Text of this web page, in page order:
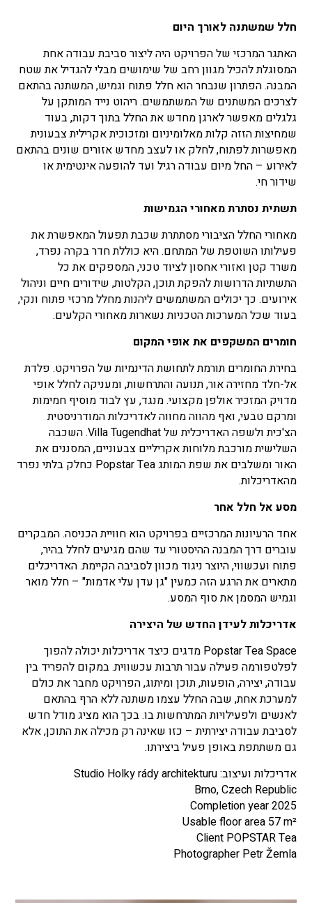
חלל שמשתנה לאורך היום
האתגר המרכזי של הפרויקט היה ליצור סביבת עבודה אחת
המסוגלת להכיל מגוון רחב של שימושים מבלי להגדיל את שטח
המבנה. הפתרון שנבחר הוא חלל פתוח וגמיש, המשתנה בהתאם
לצרכים המשתנים של המשתמשים. ריהוט נייד המותקן על
גלגלים מאפשר לארגן מחדש את החלל בתוך דקות, בעוד
שמחיצות הזזה קלות מאלומיניום ומזכוכית אקרילית צבעונית
מאפשרות לפתוח, לחלק או לעצב מחדש אזורים שונים בהתאם
לאירוע – החל מיום עבודה רגיל ועד להופעה אינטימית או
שידור חי.
תשתית נסתרת מאחורי הגמישות
מאחורי החלל הציבורי מסתתרת שכבת תפעול המאפשרת את
פעילותו השוטפת של המתחם. היא כוללת חדר בקרה נפרד,
משרד קטן ואזורי אחסון לציוד טכני, המספקים את כל
התשתיות הדרושות להפקת תוכן, הקלטות, שידורים חיים וניהול
אירועים. כך יכולים המשתמשים ליהנות מחלל מרכזי פתוח ונקי,
בעוד שכל המערכות הטכניות נשארות מאחורי הקלעים.
חומרים המשקפים את אופי המקום
בחירת החומרים תורמת לתחושת הדינמיות של הפרויקט. פלדת
אל-חלד מחזירה אור, תנועה והתרחשות, ומעניקה לחלל אופי
מדויק המזכיר אולפן מקצועי. מנגד, עץ לבוד מוסיף חמימות
ומרקם טבעי, ואף מהווה מחווה לאדריכלות המודרניסטית
הצ'כית ולשפה האדריכלית של Villa Tugendhat. השכבה
השלישית מורכבת מלוחות אקריליים צבעוניים, המסננים את
האור ומשלבים את שפת המותג Popstar Tea כחלק בלתי נפרד
מהאדריכלות.
מסע אל חלל אחר
אחד הרעיונות המרכזיים בפרויקט הוא חוויית הכניסה. המבקרים
עוברים דרך המבנה ההיסטורי עד שהם מגיעים לחלל בהיר,
פתוח ועכשווי, היוצר ניגוד מכוון לסביבה הקיימת. האדריכלים
מתארים את הרגע הזה כמעין "גן עדן עלי אדמות" – חלל מואר
וגמיש המסמן את סוף המסע.
אדריכלות לעידן החדש של היצירה
Popstar Tea Space מדגים כיצד אדריכלות יכולה להפוך
לפלטפורמה פעילה עבור תרבות עכשווית. במקום להפריד בין
עבודה, יצירה, הופעות, תוכן ומיתוג, הפרויקט מחבר את כולם
למערכת אחת, שבה החלל עצמו משתנה ללא הרף בהתאם
לאנשים ולפעילויות המתרחשות בו. בכך הוא מציג מודל חדש
לסביבת עבודה יצירתית – כזו שאינה רק מכילה את התוכן, אלא
גם משתתפת באופן פעיל ביצירתו.
אדריכלות ועיצוב: Studio Holky rády architekturu
Brno, Czech Republic
Completion year 2025
Usable floor area 57 m²
Client POPSTAR Tea
Photographer Petr Žemla